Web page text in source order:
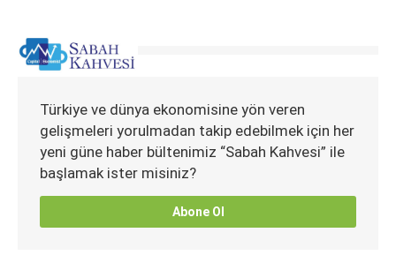
Türkiye ve dünya ekonomisine yön veren
gelişmeleri yorulmadan takip edebilmek için her
yeni güne haber bültenimiz “Sabah Kahvesi” ile
başlamak ister misiniz?
Abone Ol